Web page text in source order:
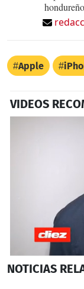
Apple
VIDEOS
seconds
NOTICIAS